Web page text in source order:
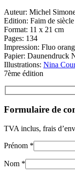
Auteur: Michel
Edition: Faim de siècle
Format: 11 x 21 cm
Pages: 134
Impression: Fluo
Papier: Daunendruck
Illustrations: Nina
7ème édition
Formulaire de
TVA inclus, frais
Prénom *
Nom *